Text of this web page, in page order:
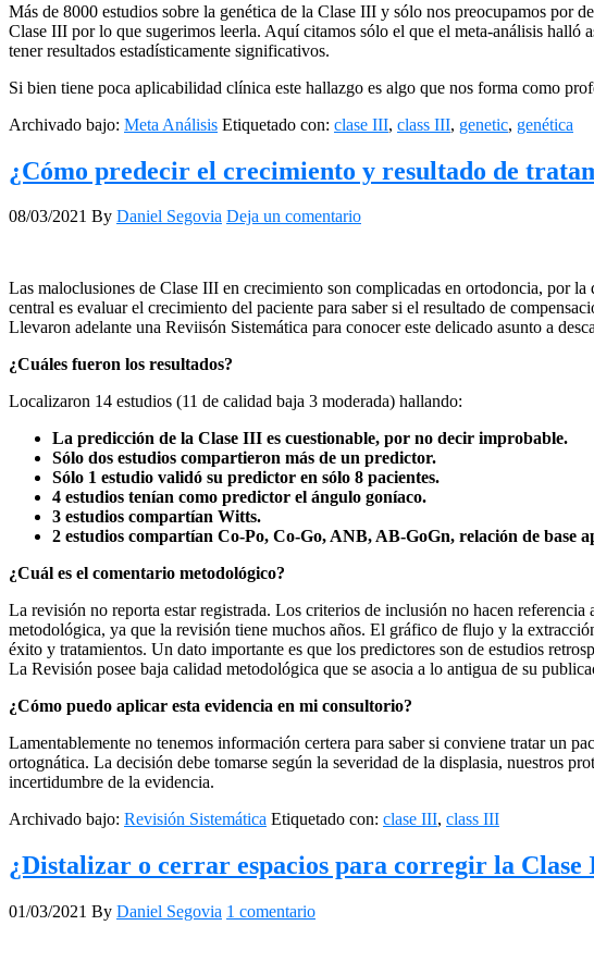
Más de 8000 estudios sobre la genética de la Clase III y sólo nos preocupamos por
Clase III por lo que sugerimos leerla. Aquí citamos sólo el que el meta-análisis halló
tener resultados estadísticamente significativos.
Si bien tiene poca aplicabilidad clínica este hallazgo es algo que nos forma como
Archivado bajo: Meta Análisis Etiquetado con: clase III, class III, genetic, genética
¿Cómo predecir el crecimiento y resultado de
08/03/2021 By Daniel Segovia Deja un comentario
Las maloclusiones de Clase III en crecimiento son complicadas en ortodoncia, por
central es evaluar el crecimiento del paciente para saber si el resultado de
Llevaron adelante una Reviisón Sistemática para conocer este delicado asunto a
¿Cuáles fueron los resultados?
Localizaron 14 estudios (11 de calidad baja 3 moderada) hallando:
La predicción de la Clase III es cuestionable, por no decir improbable.
Sólo dos estudios compartieron más de un predictor.
Sólo 1 estudio validó su predictor en sólo 8 pacientes.
4 estudios tenían como predictor el ángulo goníaco.
3 estudios compartían Witts.
2 estudios compartían Co-Po, Co-Go, ANB, AB-GoGn, relación de base
¿Cuál es el comentario metodológico?
La revisión no reporta estar registrada. Los criterios de inclusión no hacen
metodológica, ya que la revisión tiene muchos años. El gráfico de flujo y la
éxito y tratamientos. Un dato importante es que los predictores son de estudios
La Revisión posee baja calidad metodológica que se asocia a lo antigua de su
¿Cómo puedo aplicar esta evidencia en mi consultorio?
Lamentablemente no tenemos información certera para saber si conviene tratar un
ortognática. La decisión debe tomarse según la severidad de la displasia, nuestros
incertidumbre de la evidencia.
Archivado bajo: Revisión Sistemática Etiquetado con: clase III, class III
¿Distalizar o cerrar espacios para corregir la Clase
01/03/2021 By Daniel Segovia 1 comentario